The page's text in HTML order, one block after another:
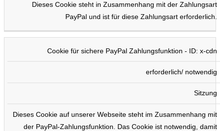
Dieses Cookie steht in Zusammenhang mit der Zahlungsart
PayPal und ist für diese Zahlungsart erforderlich.
Cookie für sichere PayPal Zahlungsfunktion - ID: x-cdn
erforderlich/ notwendig
Sitzung
Dieses Cookie auf unserer Webseite steht im Zusammenhang mit
der PayPal-Zahlungsfunktion. Das Cookie ist notwendig, damit